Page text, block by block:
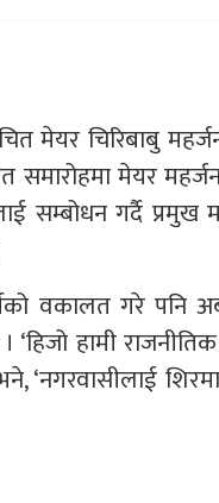
मेयर चिरिबाबु
मेयर
सम्बोधन गर्दै
वकालत गरे पनि
हामी
‘नगरवासीलाई